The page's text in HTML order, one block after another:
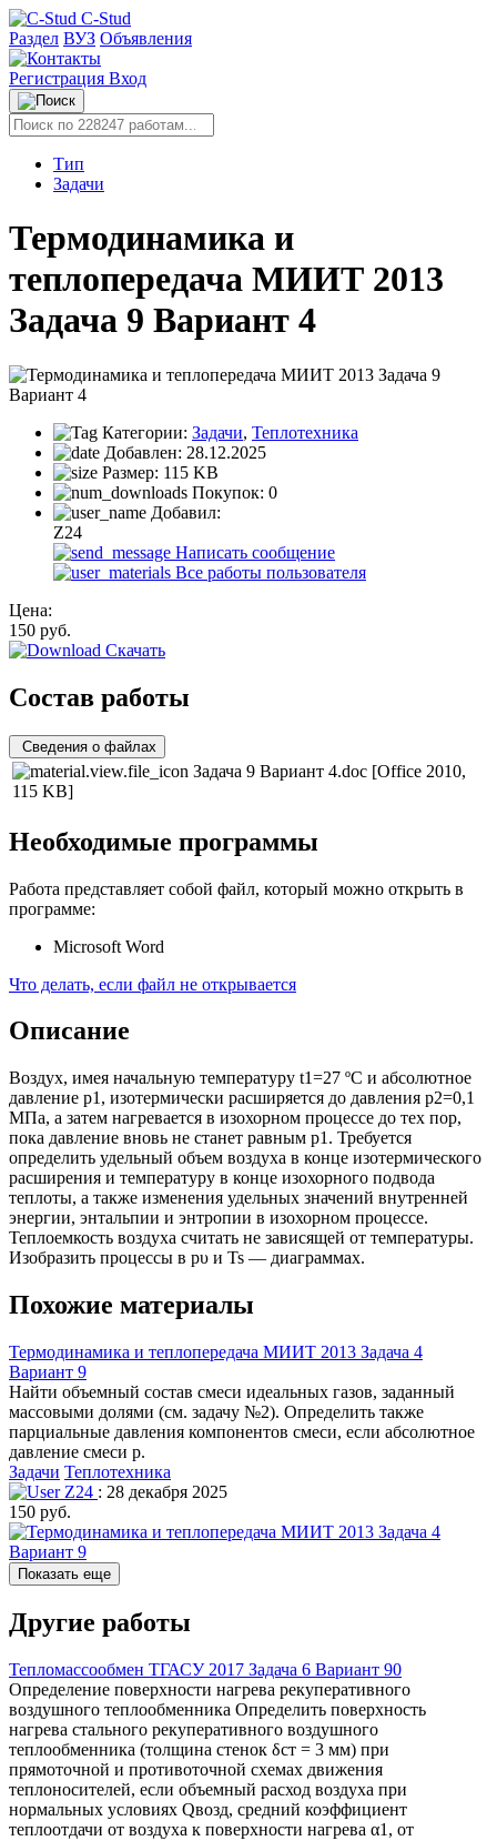
C-Stud
Раздел ВУЗ Объявления
Регистрация Вход
Тип
Задачи
Термодинамика и
теплопередача МИИТ 2013
Задача 9 Вариант 4
Категории: Задачи, Теплотехника
Добавлен: 28.12.2025
Размер: 115 KB
Покупок: 0
Добавил:
Z24
Написать сообщение
Все работы пользователя
Цена:
150 руб.
Скачать
Состав работы
Сведения о файлах
Задача 9 Вариант 4.doc [Office 2010,
115 KB]
Необходимые программы
Работа представляет собой файл, который можно открыть в
программе:
Microsoft Word
Что делать, если файл не открывается
Описание
Воздух, имея начальную температуру t1=27 ºC и абсолютное
давление p1, изотермически расширяется до давления р2=0,1
МПа, а затем нагревается в изохорном процессе до тех пор,
пока давление вновь не станет равным р1. Требуется
определить удельный объем воздуха в конце изотермического
расширения и температуру в конце изохорного подвода
теплоты, а также изменения удельных значений внутренней
энергии, энтальпии и энтропии в изохорном процессе.
Теплоемкость воздуха считать не зависящей от температуры.
Изобразить процессы в рυ и Ts — диаграммах.
Похожие материалы
Термодинамика и теплопередача МИИТ 2013 Задача 4
Вариант 9
Найти объемный состав смеси идеальных газов, заданный
массовыми долями (см. задачу №2). Определить также
парциальные давления компонентов смеси, если абсолютное
давление смеси p.
Задачи Теплотехника
Z24 : 28 декабря 2025
150 руб.
Показать еще
Другие работы
Тепломассообмен ТГАСУ 2017 Задача 6 Вариант 90
Определение поверхности нагрева рекуперативного
воздушного теплообменника Определить поверхность
нагрева стального рекуперативного воздушного
теплообменника (толщина стенок δст = 3 мм) при
прямоточной и противоточной схемах движения
теплоносителей, если объемный расход воздуха при
нормальных условиях Qвозд, средний коэффициент
теплоотдачи от воздуха к поверхности нагрева α1, от